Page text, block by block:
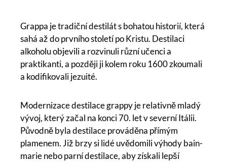
Grappa je tradiční destilát s bohatou historií, která
sahá až do prvního století po Kristu. Destilaci
alkoholu objevili a rozvinuli různí učenci a
praktikanti, a později ji kolem roku 1600 zkoumali
a kodifikovali jezuité.
Modernizace destilace grappy je relativně mladý
vývoj, který začal na konci 70. let v severní Itálii.
Původně byla destilace prováděna přímým
plamenem. Již brzy si lidé uvědomili výhody bain-
marie nebo parní destilace, aby získali lepší